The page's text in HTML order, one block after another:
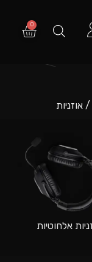
/ אוזניות
אלחוטיות